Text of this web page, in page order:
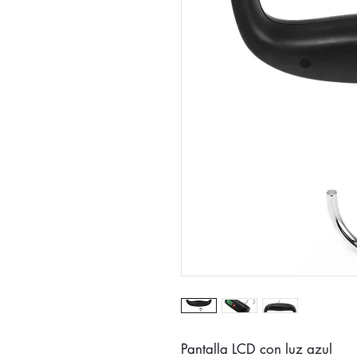
Pantalla LCD con luz azul